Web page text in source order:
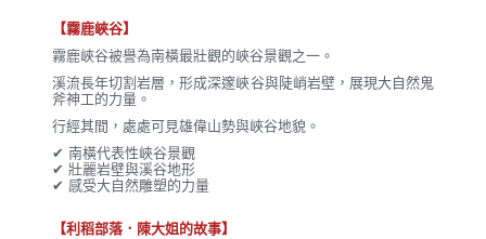
【霧鹿峽谷】
霧鹿峽谷被譽為南橫最壯觀的峽谷景觀之一。
溪流長年切割岩層，形成深邃峽谷與陡峭岩壁，展現大自然鬼
斧神工的力量。
行經其間，處處可見雄偉山勢與峽谷地貌。
✔ 南橫代表性峽谷景觀
✔ 壯麗岩壁與溪谷地形
✔ 感受大自然雕塑的力量
【利稻部落．陳大姐的故事】